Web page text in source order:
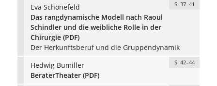
Eva Schönefeld
S. 37–41
Das rangdynamische Modell nach Raoul
Schindler und die weibliche Rolle in der
Chirurgie (PDF)
Der Herkunftsberuf und die Gruppendynamik
Hedwig Bumiller
S. 42–44
BeraterTheater (PDF)